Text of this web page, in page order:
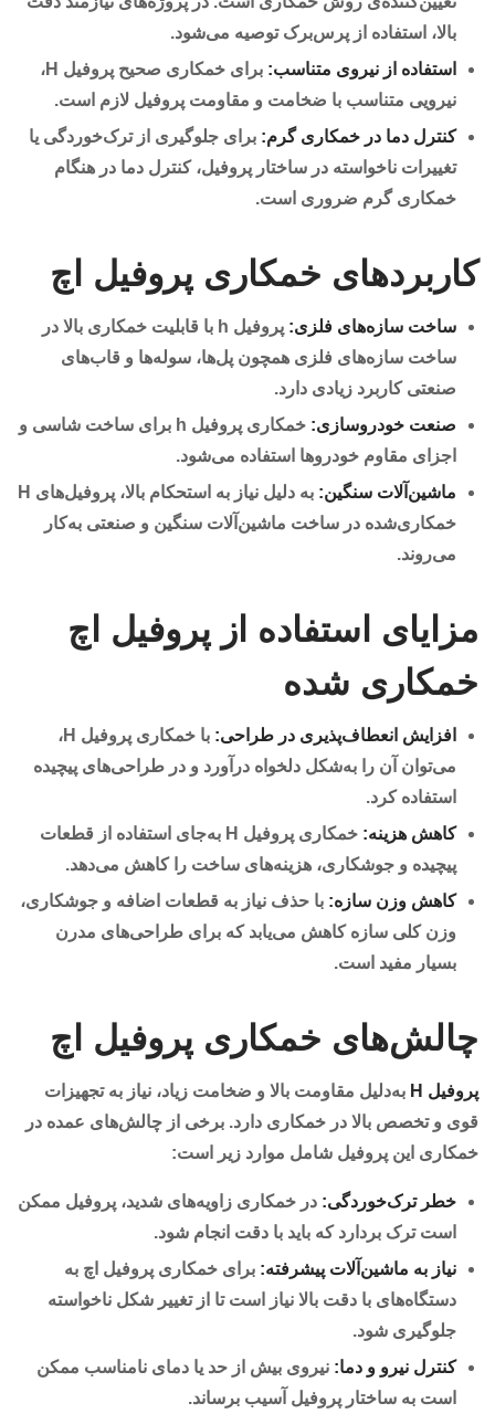
بالا، استفاده از پرس‌برک توصیه می‌شود.
استفاده از نیروی متناسب:
برای خمکاری صحیح پروفیل H،
نیرویی متناسب با ضخامت و مقاومت پروفیل لازم است.
کنترل دما در خمکاری گرم: برای جلوگیری از ترک‌خوردگی یا
تغییرات ناخواسته در ساختار پروفیل، کنترل دما در هنگام
خمکاری گرم ضروری است.
کاربردهای خمکاری پروفیل اچ
ساخت سازه‌های فلزی:
پروفیل h با قابلیت خمکاری بالا در
ساخت سازه‌های فلزی همچون پل‌ها، سوله‌ها و قاب‌های
صنعتی کاربرد زیادی دارد.
صنعت خودروسازی:
خمکاری پروفیل h برای ساخت شاسی و
اجزای مقاوم خودروها استفاده می‌شود.
ماشین‌آلات سنگین:
به دلیل نیاز به استحکام بالا، پروفیل‌های H
خمکاری‌شده در ساخت ماشین‌آلات سنگین و صنعتی به‌کار
می‌روند.
مزایای استفاده از پروفیل اچ
خمکاری شده
افزایش انعطاف‌پذیری در طراحی:
با خمکاری پروفیل H،
می‌توان آن را به‌شکل دلخواه درآورد و در طراحی‌های پیچیده
استفاده کرد.
کاهش هزینه:
خمکاری پروفیل H به‌جای استفاده از قطعات
پیچیده و جوشکاری، هزینه‌های ساخت را کاهش می‌دهد.
کاهش وزن سازه: با حذف نیاز به قطعات اضافه و جوشکاری،
وزن کلی سازه کاهش می‌یابد که برای طراحی‌های مدرن
بسیار مفید است.
چالش‌های خمکاری پروفیل اچ
پروفیل H
به‌دلیل مقاومت بالا و ضخامت زیاد، نیاز به تجهیزات
قوی و تخصص بالا در خمکاری دارد. برخی از چالش‌های عمده در
خمکاری این پروفیل شامل موارد زیر است:
خطر ترک‌خوردگی: در خمکاری زاویه‌های شدید، پروفیل ممکن
است ترک بردارد که باید با دقت انجام شود.
نیاز به ماشین‌آلات پیشرفته: برای خمکاری پروفیل اچ به
دستگاه‌های با دقت بالا نیاز است تا از تغییر شکل ناخواسته
جلوگیری شود.
کنترل نیرو و دما: نیروی بیش از حد یا دمای نامناسب ممکن
است به ساختار پروفیل آسیب برساند.